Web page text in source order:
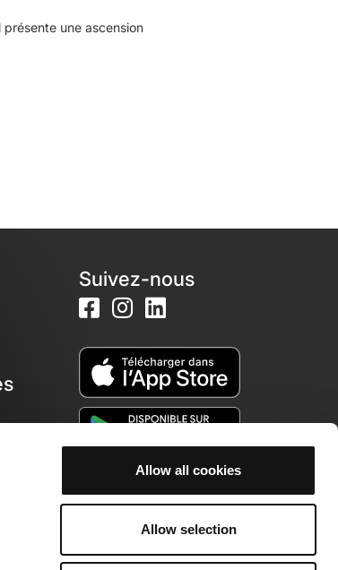
Allow all cookies
Allow selection
une ascension
Suivez-nous